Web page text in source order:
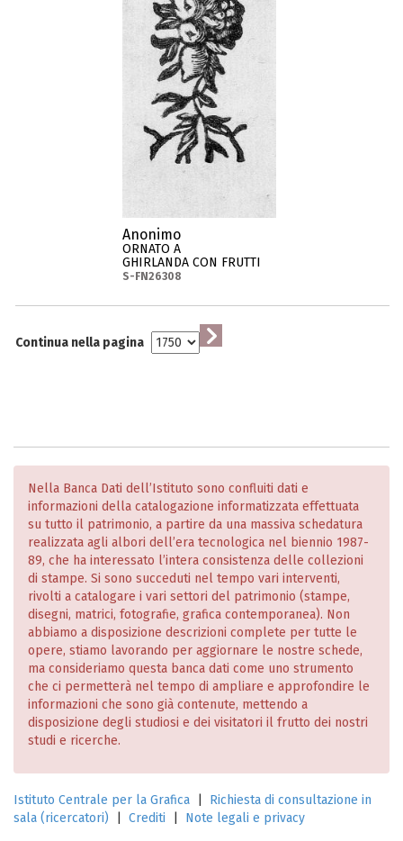
Anonimo
ORNATO A
GHIRLANDA CON FRUTTI
S-FN26308
Continua nella pagina
Nella Banca Dati dell’Istituto sono confluiti dati e
informazioni della catalogazione informatizzata effettuata
su tutto il patrimonio, a partire da una massiva schedatura
realizzata agli albori dell’era tecnologica nel biennio 1987-
89, che ha interessato l’intera consistenza delle collezioni
di stampe. Si sono succeduti nel tempo vari interventi,
rivolti a catalogare i vari settori del patrimonio (stampe,
disegni, matrici, fotografie, grafica contemporanea). Non
abbiamo a disposizione descrizioni complete per tutte le
opere, stiamo lavorando per aggiornare le nostre schede,
ma consideriamo questa banca dati come uno strumento
che ci permetterà nel tempo di ampliare e approfondire le
informazioni che sono già contenute, mettendo a
disposizione degli studiosi e dei visitatori il frutto dei nostri
studi e ricerche.
Istituto Centrale per la Grafica
Richiesta di consultazione in
sala (ricercatori)
Crediti Note legali e privacy